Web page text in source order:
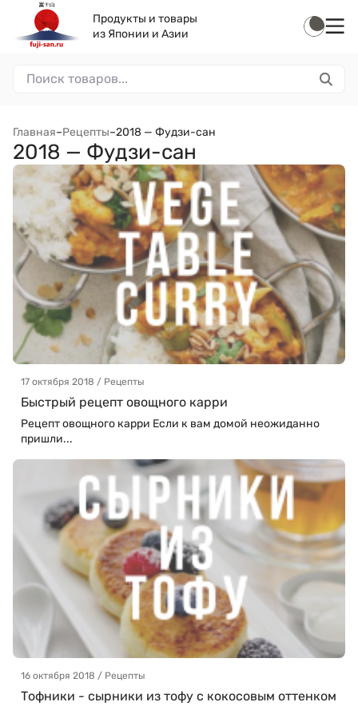
Продукты и товары
из Японии и Азии
Главная–Рецепты–2018 — Фудзи-сан
2018 — Фудзи-сан
17 октября 2018 / Рецепты
Быстрый рецепт овощного карри
Рецепт овощного карри Если к вам домой неожиданно
пришли...
16 октября 2018 / Рецепты
Тофники - сырники из тофу с кокосовым оттенком